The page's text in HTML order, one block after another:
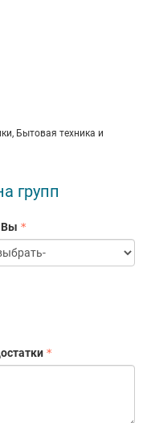
Бытовая техника и
групп
Вы